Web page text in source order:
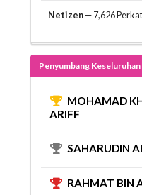
Netizen — 7,626
Penyumbang Keseluruhan
MOHAMAD
ARIFF
SAHARUDIN
RAHMAT BIN